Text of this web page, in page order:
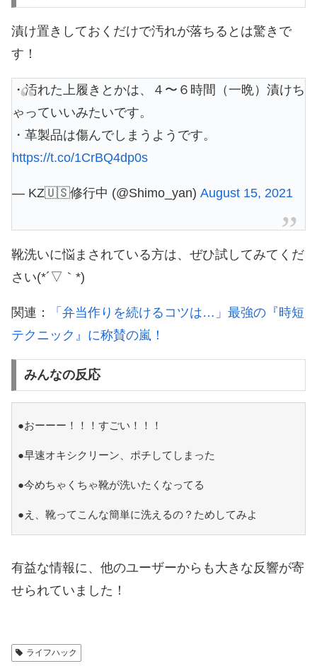
漬け置きしておくだけで汚れが落ちるとは驚きで
す！
・汚れた上履きとかは、４〜６時間（一晩）漬けち
ゃっていいみたいです。
・革製品は傷んでしまうようです。
https://t.co/1CrBQ4dp0s
— KZ🇺🇸修行中 (@Shimo_yan) August 15, 2021
靴洗いに悩まされている方は、ぜひ試してみてくだ
さい(*´▽｀*)
関連：
「弁当作りを続けるコツは…」最強の『時短
テクニック』に称賛の嵐！
みんなの反応
●おーーー！！！すごい！！！
●早速オキシクリーン、ポチしてしまった
●今めちゃくちゃ靴が洗いたくなってる
●え、靴ってこんな簡単に洗えるの？ためしてみよ
有益な情報に、他のユーザーからも大きな反響が寄
せられていました！
ライフハック